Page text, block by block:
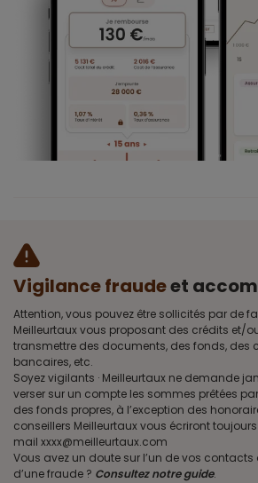
Vigilance fraudeet
Attention, vous pouvez être sollicités par de
Meilleurtaux vous proposant des crédits et/
transmettre des documents, des fonds, des
bancaires, etc.
Soyez vigilants · Meilleurtaux ne demande
verser sur un compte les sommes prêtées
des fonds propres, à l’exception des
conseillers Meilleurtaux vous écriront
mail xxxx@meilleurtaux.com
Vous avez un doute sur l’un de vos contacts
d’une fraude ? Consultez notre guide.